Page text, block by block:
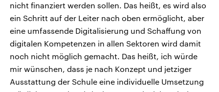
nicht finanziert werden sollen. Das heißt, es wird also
ein Schritt auf der Leiter nach oben ermöglicht, aber
eine umfassende Digitalisierung und Schaffung von
digitalen Kompetenzen in allen Sektoren wird damit
noch nicht möglich gemacht. Das heißt, ich würde
mir wünschen, dass je nach Konzept und jetziger
Ausstattung der Schule eine individuelle Umsetzung